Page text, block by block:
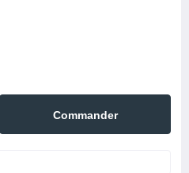
Commander